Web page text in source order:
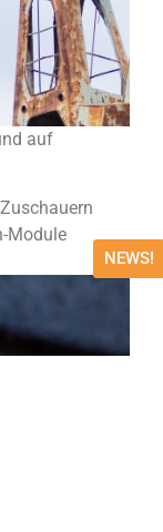
NEWS!
auf
Module